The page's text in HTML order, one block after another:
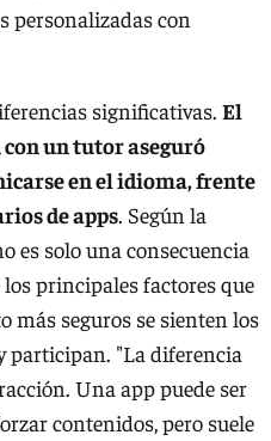
personalizadas con
significativas. El
con un tutor aseguró
en el idioma, frente
de apps. Según la
es solo una consecuencia
principales factores que
más seguros se sienten los
participan. "La diferencia
Una app puede ser
contenidos, pero suele